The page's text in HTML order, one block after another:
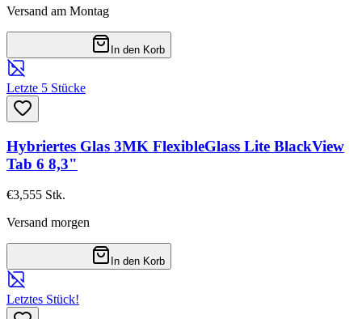
Versand am Montag
In den Korb
Letzte 5 Stücke
Hybriertes Glas 3MK FlexibleGlass Lite BlackView
Tab 6 8,3"
€3,555 Stk.
Versand morgen
In den Korb
Letztes Stück!